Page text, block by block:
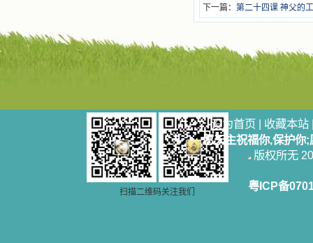
下一篇： 第二十四课 神父的
扫描二维码关注我们
设为首页 | 收藏本站
愿天主祝福你,保护你
版权所无
粤ICP备